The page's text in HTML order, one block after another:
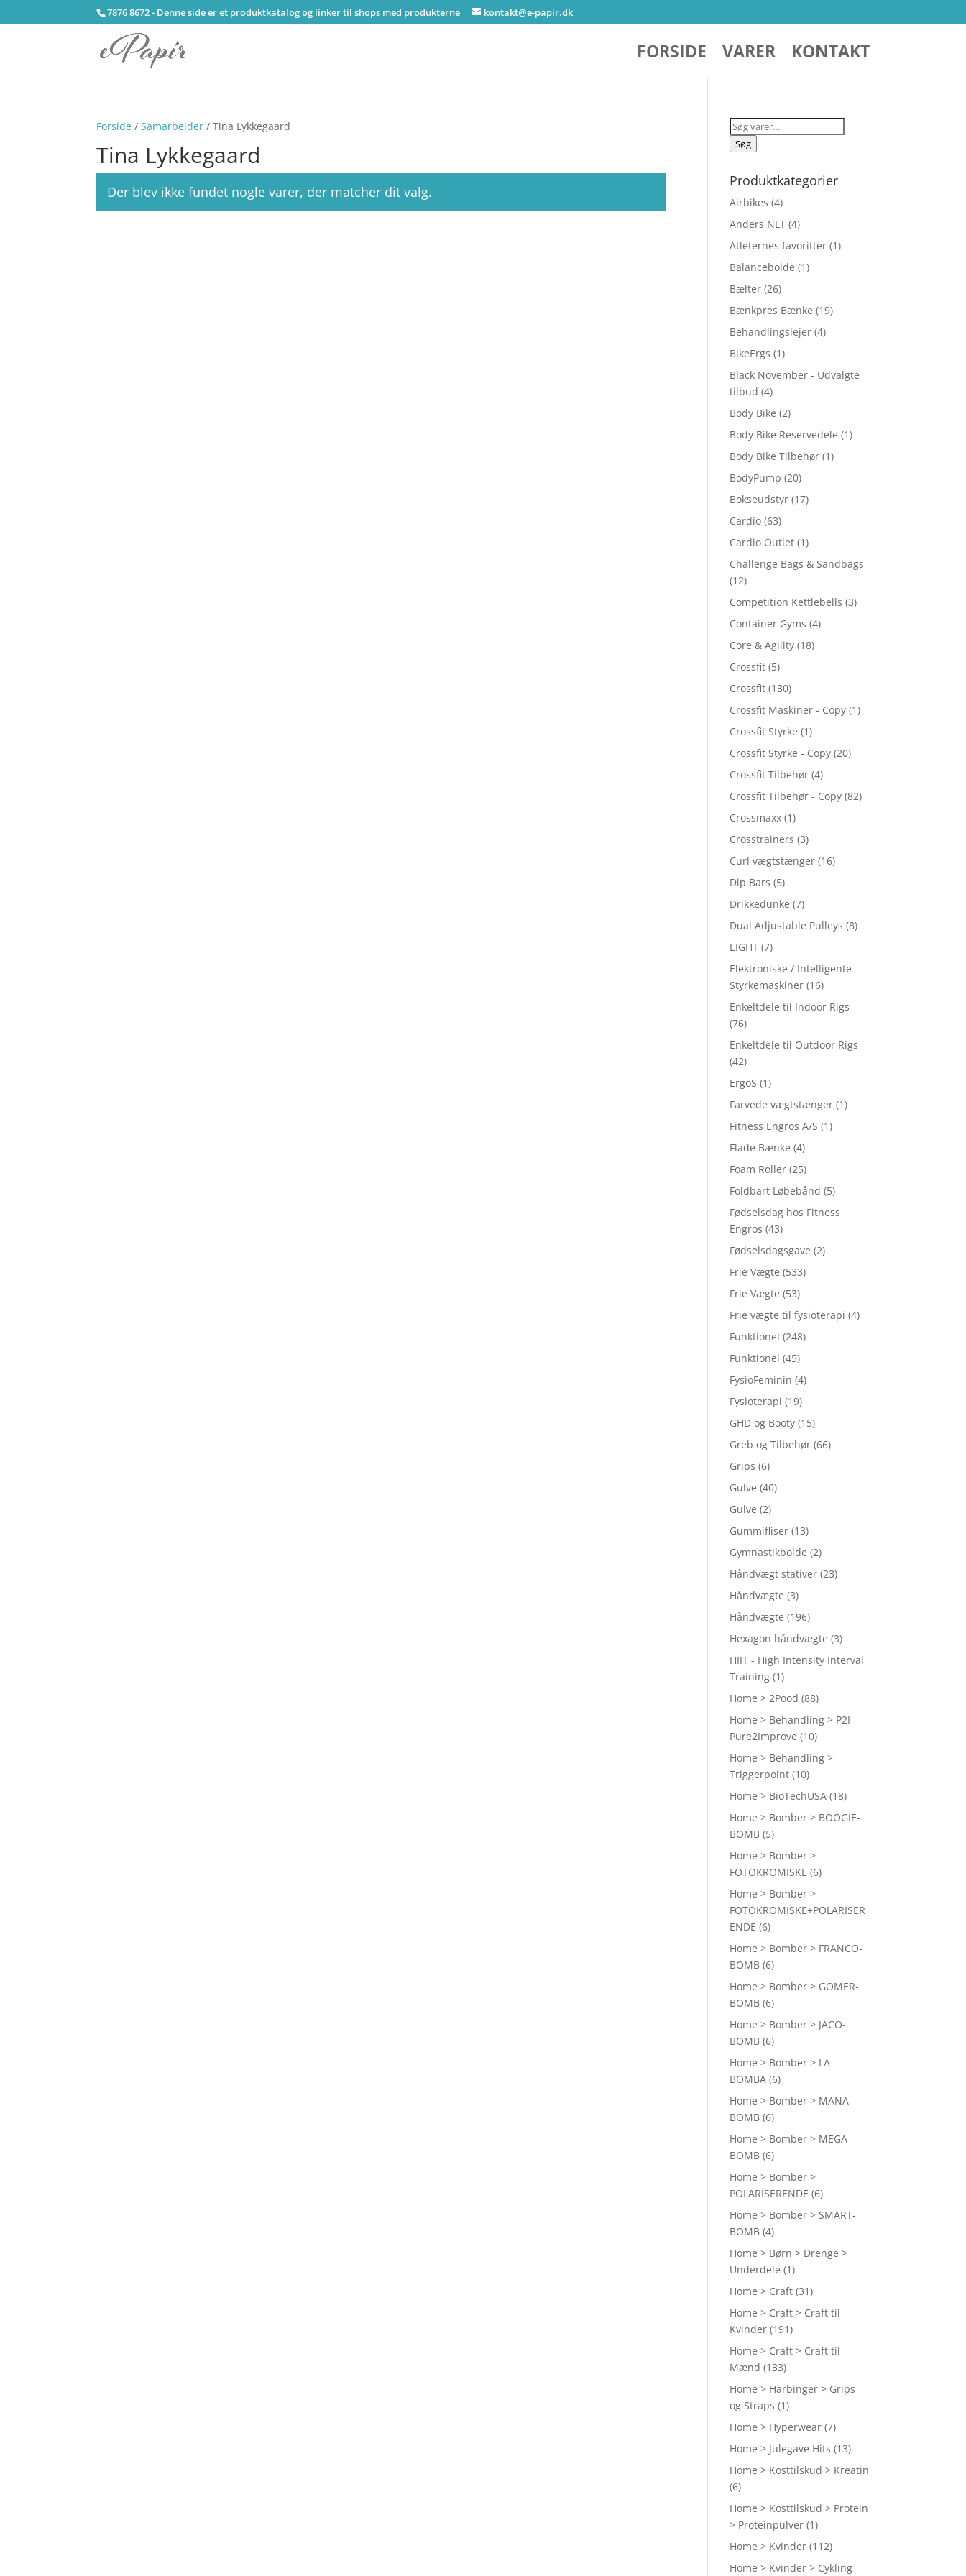
7876 8672 - Denne side er et produktkatalog og linker til shops med produkterne kontakt@e-papir.dk
FORSIDE VARER KONTAKT
Forside /Samarbejder / Tina Lykkegaard
Tina Lykkegaard
Der blev ikke fundet nogle varer, der matcher dit valg.
Søg
efter:
Søg
Produktkategorier
Airbikes (4)
Anders NLT (4)
Atleternes favoritter (1)
Balancebolde (1)
Bælter (26)
Bænkpres Bænke (19)
Behandlingslejer (4)
BikeErgs (1)
Black November - Udvalgte
tilbud (4)
Body Bike (2)
Body Bike Reservedele (1)
Body Bike Tilbehør (1)
BodyPump (20)
Bokseudstyr (17)
Cardio (63)
Cardio Outlet (1)
Challenge Bags & Sandbags
(12)
Competition Kettlebells (3)
Container Gyms (4)
Core & Agility (18)
Crossfit (5)
Crossfit (130)
Crossfit Maskiner - Copy (1)
Crossfit Styrke (1)
Crossfit Styrke - Copy (20)
Crossfit Tilbehør (4)
Crossfit Tilbehør - Copy (82)
Crossmaxx (1)
Crosstrainers (3)
Curl vægtstænger (16)
Dip Bars (5)
Drikkedunke (7)
Dual Adjustable Pulleys (8)
EIGHT (7)
Elektroniske / Intelligente
Styrkemaskiner (16)
Enkeltdele til Indoor Rigs
(76)
Enkeltdele til Outdoor Rigs
(42)
ErgoS (1)
Farvede vægtstænger (1)
Fitness Engros A/S (1)
Flade Bænke (4)
Foam Roller (25)
Foldbart Løbebånd (5)
Fødselsdag hos Fitness
Engros (43)
Fødselsdagsgave (2)
Frie Vægte (533)
Frie Vægte (53)
Frie vægte til fysioterapi (4)
Funktionel (248)
Funktionel (45)
FysioFeminin (4)
Fysioterapi (19)
GHD og Booty (15)
Greb og Tilbehør (66)
Grips (6)
Gulve (40)
Gulve (2)
Gummifliser (13)
Gymnastikbolde (2)
Håndvægt stativer (23)
Håndvægte (3)
Håndvægte (196)
Hexagon håndvægte (3)
HIIT - High Intensity Interval
Training (1)
Home > 2Pood (88)
Home > Behandling > P2I -
Pure2Improve (10)
Home > Behandling >
Triggerpoint (10)
Home > BioTechUSA (18)
Home > Bomber > BOOGIE-
BOMB (5)
Home > Bomber >
FOTOKROMISKE (6)
Home > Bomber >
FOTOKROMISKE+POLARISER
ENDE (6)
Home > Bomber > FRANCO-
BOMB (6)
Home > Bomber > GOMER-
BOMB (6)
Home > Bomber > JACO-
BOMB (6)
Home > Bomber > LA
BOMBA (6)
Home > Bomber > MANA-
BOMB (6)
Home > Bomber > MEGA-
BOMB (6)
Home > Bomber >
POLARISERENDE (6)
Home > Bomber > SMART-
BOMB (4)
Home > Børn > Drenge >
Underdele (1)
Home > Craft (31)
Home > Craft > Craft til
Kvinder (191)
Home > Craft > Craft til
Mænd (133)
Home > Harbinger > Grips
og Straps (1)
Home > Hyperwear (7)
Home > Julegave Hits (13)
Home > Kosttilskud > Kreatin
(6)
Home > Kosttilskud > Protein
> Proteinpulver (1)
Home > Kvinder (112)
Home > Kvinder > Cykling